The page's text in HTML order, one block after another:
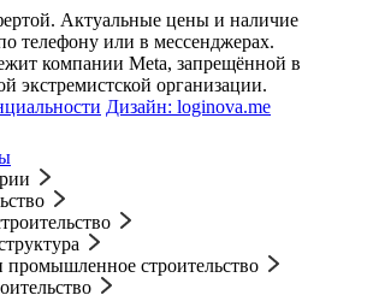
Актуальные цены и наличие
телефону или в мессенджерах.
компании Meta, запрещённой в
экстремистской организации.
Дизайн: loginova.me
строительство